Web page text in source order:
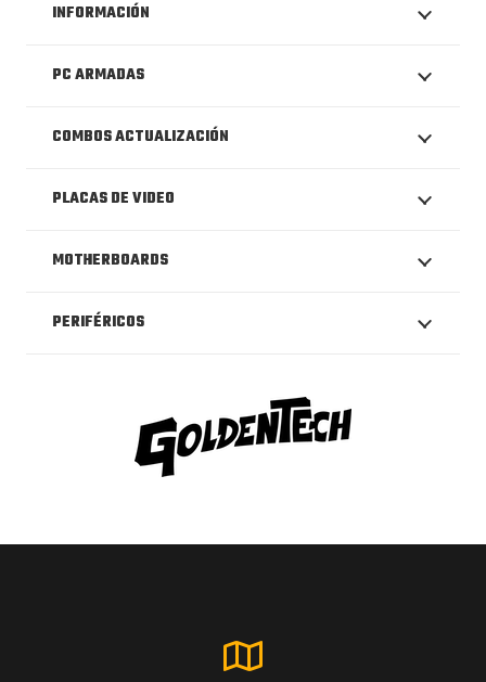
INFORMACIÓN
PC ARMADAS
COMBOS ACTUALIZACIÓN
PLACAS DE VIDEO
MOTHERBOARDS
PERIFÉRICOS